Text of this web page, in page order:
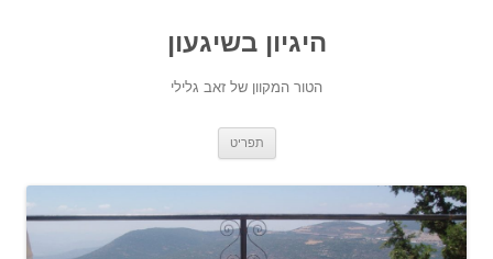
היגיון בשיגעון
הטור המקוון של זאב גלילי
תפריט